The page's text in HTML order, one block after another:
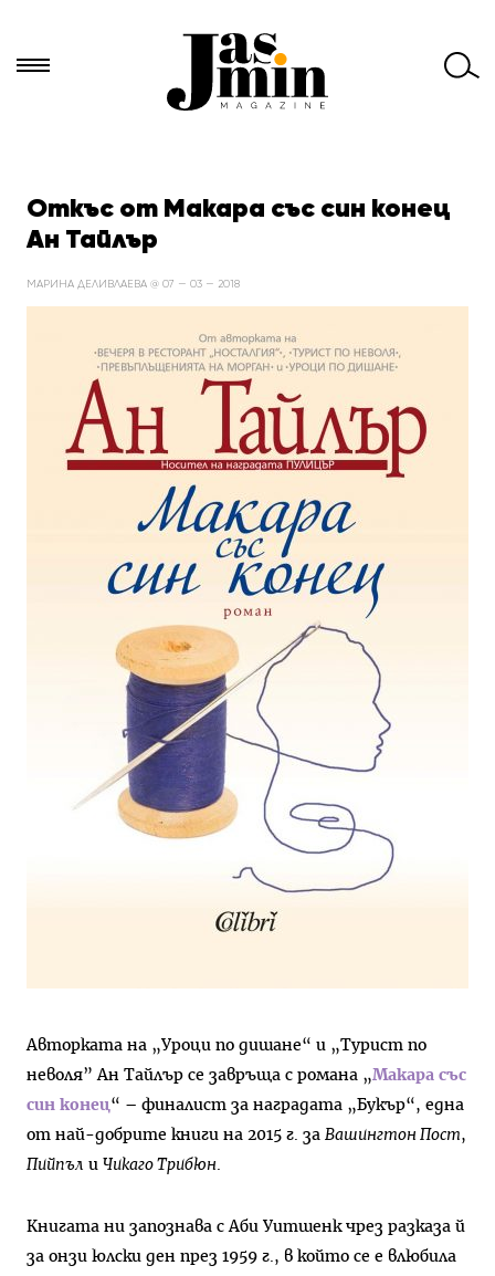
за:Откъс от Макара със син конец
Ан Тайлър
МАРИНА ДЕЛИВЛАЕВА @ 07 — 03 — 2018
Авторката на „Уроци по дишане“ и „Турист по
неволя” Ан Тайлър се завръща с романа „Макара със
син конец“ – финалист за наградата „Букър“, една
от най-добрите книги на 2015 г. за Вашингтон Пост,
Пийпъл и Чикаго Трибюн.
Книгата ни запознава с Аби Уитшенк чрез разказа й
за онзи юлски ден през 1959 г., в който се е влюбила